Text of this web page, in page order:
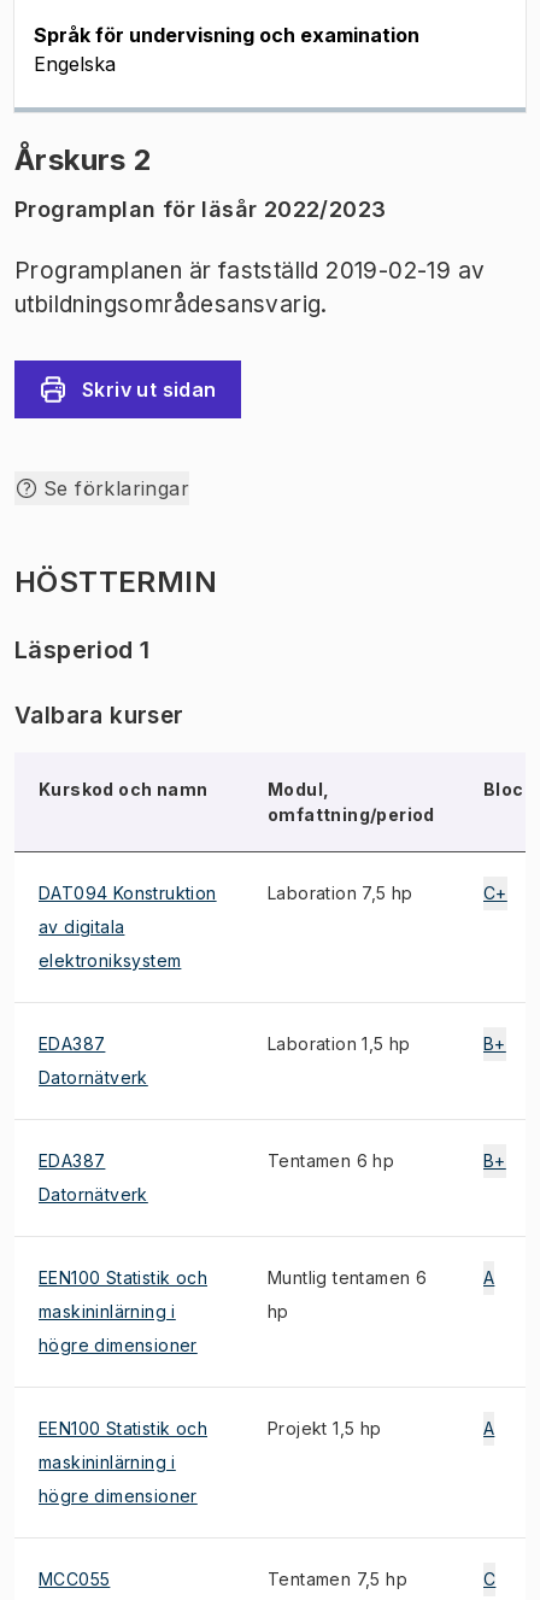
Språk för undervisning och examination
Engelska
Årskurs 2
Programplan för läsår 2022/2023
Programplanen är fastställd 2019-02-19 av
utbildningsområdesansvarig.
Skriv ut sidan
Se förklaringar
HÖSTTERMIN
Läsperiod 1
Valbara kurser
Kurskod och namn
Modul,
omfattning/period
Block
DAT094 Konstruktion
av digitala
elektroniksystem
Laboration 7,5 hp C+
EDA387
Datornätverk
Laboration 1,5 hp B+
EDA387
Datornätverk
Tentamen 6 hp B+
EEN100 Statistik och
maskininlärning i
högre dimensioner
Muntlig tentamen 6
hp
A
EEN100 Statistik och
maskininlärning i
högre dimensioner
Projekt 1,5 hp A
MCC055 Tentamen 7,5 hp C